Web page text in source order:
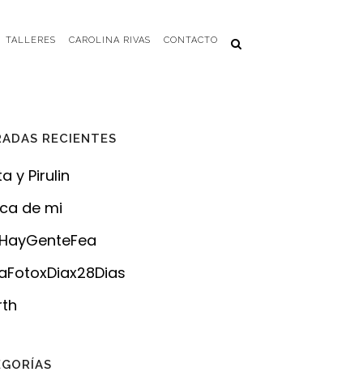
TALLERES CAROLINA RIVAS CONTACTO
RECIENTES
y Pirulin
de mi